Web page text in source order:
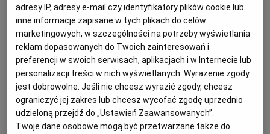
ZUPY
CIASTA
NAPOJE
SAŁATKI
WIELKANOC
WALENTYNKI
DOMOWE PRZYJĘCIE
GRILL
KUCHNIA AFRYKAŃSKA
KUCHNIA JAPOŃSKA
KUCHNIA CHIŃSKA
KUCHNIA TAJSKA
SZKOŁA GOTOWANIA
PORADY
ZAKUPY
SPRZĘT KUCHENNY
ZDROWA DIETA
DIETA
FIT PRZEPISY
WEGE
DO POCZYTANIA
PODRÓŻE KULINARNE
HISTORIE KULINARNE
NASZE SERWISY
SERWISY LOKALNE
adresy IP, adresy e-mail czy identyfikatory plików cookie lub
inne informacje zapisane w tych plikach do celów
marketingowych, w szczególności na potrzeby wyświetlania
reklam dopasowanych do Twoich zainteresowań i
preferencji w swoich serwisach, aplikacjach i w Internecie lub
personalizacji treści w nich wyświetlanych. Wyrażenie zgody
jest dobrowolne. Jeśli nie chcesz wyrazić zgody, chcesz
ograniczyć jej zakres lub chcesz wycofać zgodę uprzednio
udzieloną przejdź do „Ustawień Zaawansowanych”.
Twoje dane osobowe mogą być przetwarzane także do